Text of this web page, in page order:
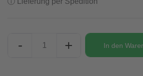
- + In den